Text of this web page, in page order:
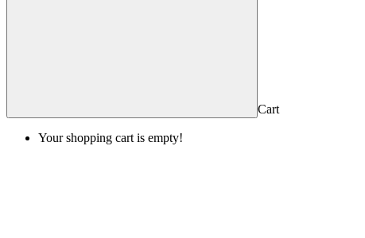
Cart
Your shopping cart is empty!